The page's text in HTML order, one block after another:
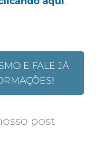
E FALE JÁ
post